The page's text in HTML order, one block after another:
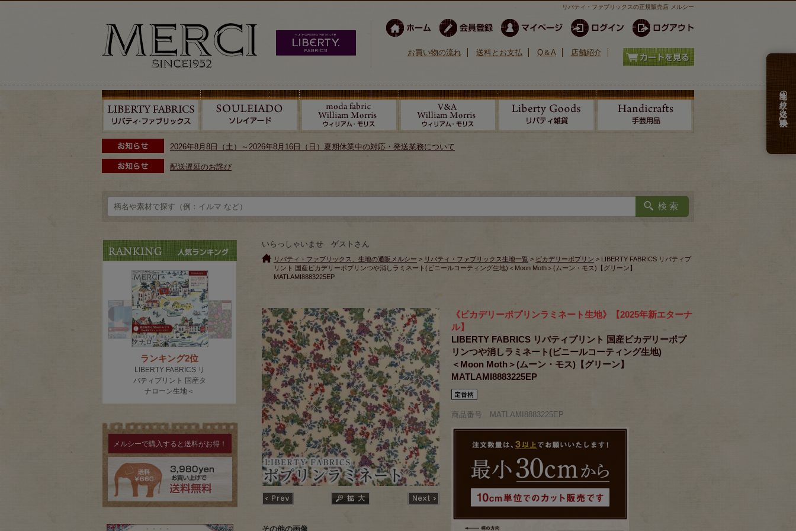
リバティ・ファブリックスの正規販売店 メルシー
お買い物の流れ 送料とお支払 Q＆A 店舗紹介
2026年8月8日（土）～2026年8月16日（日）夏期休業中の対応・発送業務について
配送遅延のお詫び
生地の絞り込み検索
メルシーで購入すると送料がお得！
いらっしゃいませ ゲストさん
リバティ・ファブリックス、生地の通販メルシー > リバティ・ファブリックス生地一覧 > ピカデリーポプリン > LIBERTY FABRICS リバティプ
リント 国産ピカデリーポプリンつや消しラミネート(ビニールコーティング生地)＜Moon Moth＞(ムーン・モス)【グリーン】
MATLAMI8883225EP
《ピカデリーポプリンラミネート生地》【2025年新エターナ
ル】
LIBERTY FABRICS リバティプリント 国産ピカデリーポプ
リンつや消しラミネート(ビニールコーティング生地)
＜Moon Moth＞(ムーン・モス)【グリーン】
MATLAMI8883225EP
商品番号 MATLAMI8883225EP
その他の画像